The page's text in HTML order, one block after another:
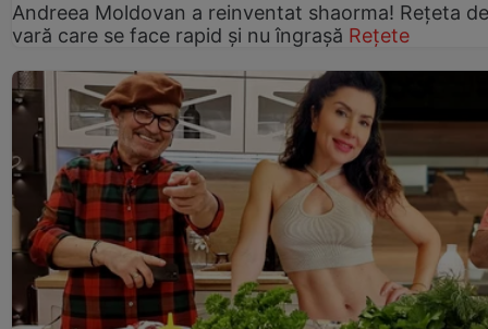
Andreea Moldovan a reinventat shaorma! Rețeta de
vară care se face rapid și nu îngrașă Rețete